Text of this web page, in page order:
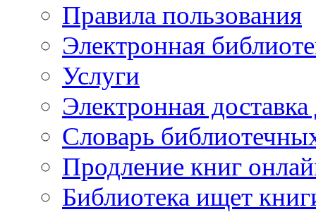
Правила пользования
Электронная
Услуги
Электронная
Словарь
Продление книг
Библиотека ищет